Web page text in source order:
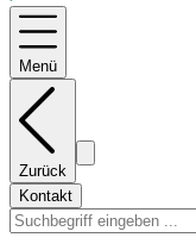
Menü
Zurück
Kontakt